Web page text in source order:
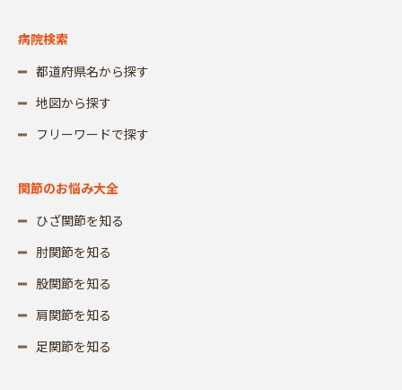
病院検索
都道府県名から探す
地図から探す
フリーワードで探す
関節のお悩み大全
ひざ関節を知る
肘関節を知る
股関節を知る
肩関節を知る
足関節を知る